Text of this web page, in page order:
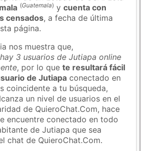
(Guatemala) ycuenta con
censados, a fecha de última
página.
nos muestra que,
hay 3 usuarios de Jutiapa online
, por lo quete resultará fácil
de Jutiapa conectado en
coincidente a tu búsqueda,
un nivel de usuarios en el
de QuieroChat.Com, hace
encuentre conectado en todo
de Jutiapa que sea
chat de QuieroChat.Com.